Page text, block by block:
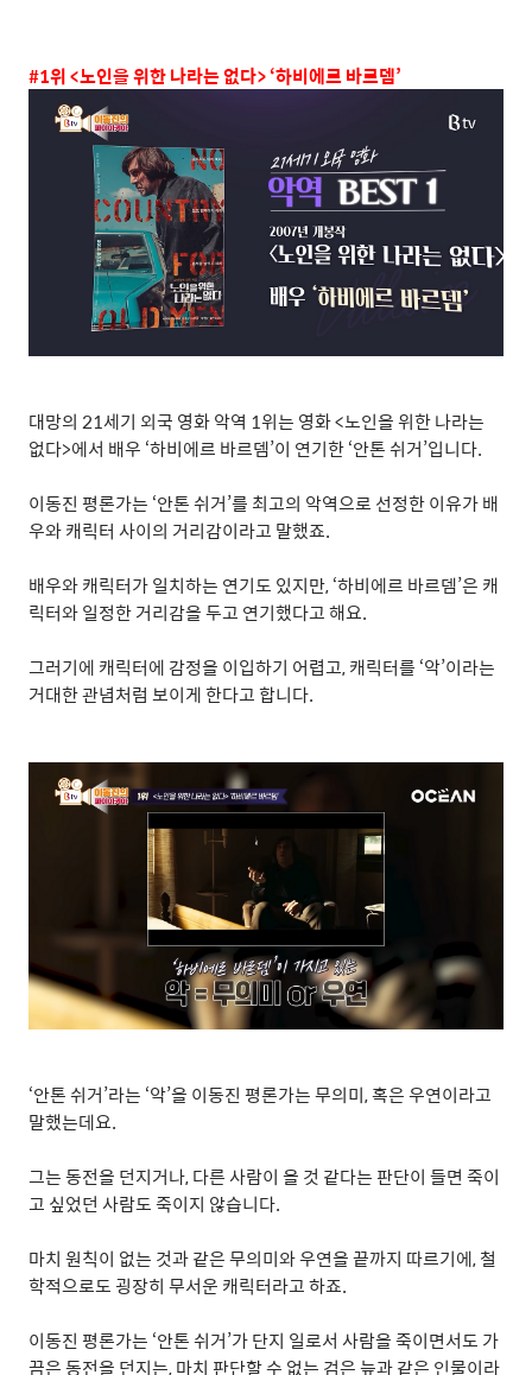
#1위<노인을 위한 나라는 없다> ‘하비에르 바르뎀’
대망의 21세기 외국 영화 악역 1위는 영화<노인을 위한 나라는
없다>에서 배우 ‘하비에르 바르뎀’이 연기한‘안톤 쉬거’입니다.
이동진 평론가는 ‘안톤 쉬거’를 최고의 악역으로 선정한 이유가 배
우와 캐릭터 사이의 거리감이라고 말했죠.
배우와 캐릭터가 일치하는 연기도 있지만, ‘하비에르 바르뎀’은 캐
릭터와 일정한 거리감을 두고 연기했다고 해요.
그러기에 캐릭터에 감정을 이입하기 어렵고,캐릭터를 ‘악’이라는
거대한 관념처럼 보이게 한다고 합니다.
‘안톤 쉬거’라는 ‘악’을 이동진 평론가는 무의미,혹은 우연이라고
말했는데요.
그는 동전을 던지거나,다른 사람이 올 것 같다는 판단이 들면 죽이
고 싶었던 사람도 죽이지 않습니다.
마치 원칙이 없는 것과 같은 무의미와 우연을 끝까지 따르기에,철
학적으로도 굉장히 무서운 캐릭터라고 하죠.
이동진 평론가는 ‘안톤 쉬거’가 단지 일로서 사람을 죽이면서도 가
끔은 동전을 던지는,마치 판단할 수 없는 검은 늪과 같은 인물이라